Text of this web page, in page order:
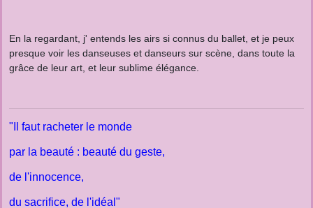
En la regardant, j' entends les airs si connus du ballet, et je peux
presque voir les danseuses et danseurs sur scène, dans toute la
grâce de leur art, et leur sublime élégance.
"Il faut racheter le monde
par la beauté : beauté du geste,
de l'innocence,
du sacrifice, de l'idéal"